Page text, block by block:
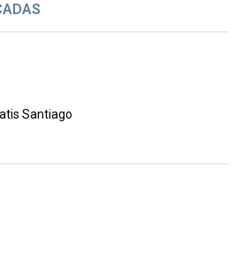
Santiago